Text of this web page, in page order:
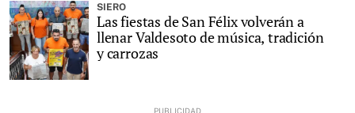
SIERO
Las fiestas de San Félix volverán a
llenar Valdesoto de música, tradición
y carrozas